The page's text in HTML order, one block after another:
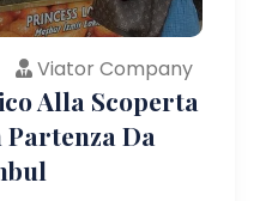
Viator Company
Alla Scoperta
Partenza Da